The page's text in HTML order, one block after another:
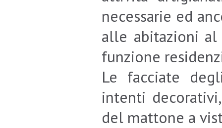
necessarie ed
alle abitazioni
funzione
Le facciate
intenti
del mattone a